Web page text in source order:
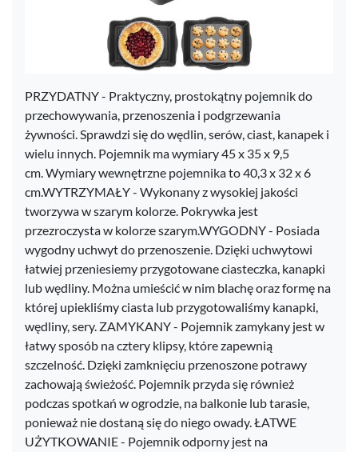
PRZYDATNY - Praktyczny, prostokątny pojemnik do
przechowywania, przenoszenia i podgrzewania
żywności. Sprawdzi się do wędlin, serów, ciast, kanapek i
wielu innych. Pojemnik ma wymiary 45 x 35 x 9,5
cm. Wymiary wewnętrzne pojemnika to 40,3 x 32 x 6
cm.WYTRZYMAŁY - Wykonany z wysokiej jakości
tworzywa w szarym kolorze. Pokrywka jest
przezroczysta w kolorze szarym.WYGODNY - Posiada
wygodny uchwyt do przenoszenie. Dzięki uchwytowi
łatwiej przeniesiemy przygotowane ciasteczka, kanapki
lub wędliny. Można umieścić w nim blachę oraz formę na
której upiekliśmy ciasta lub przygotowaliśmy kanapki,
wędliny, sery. ZAMYKANY - Pojemnik zamykany jest w
łatwy sposób na cztery klipsy, które zapewnią
szczelność. Dzięki zamknięciu przenoszone potrawy
zachowają świeżość. Pojemnik przyda się również
podczas spotkań w ogrodzie, na balkonie lub tarasie,
ponieważ nie dostaną się do niego owady. ŁATWE
UŻYTKOWANIE - Pojemnik odporny jest na